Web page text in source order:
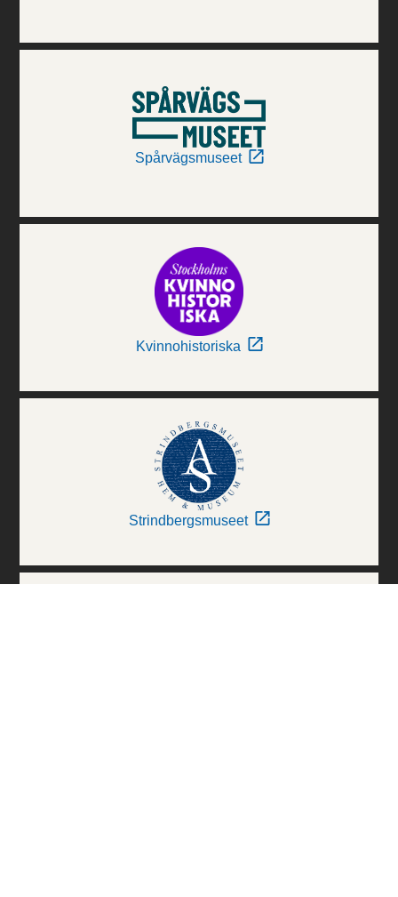
Spårvägsmuseet
Kvinnohistoriska
Strindbergsmuseet